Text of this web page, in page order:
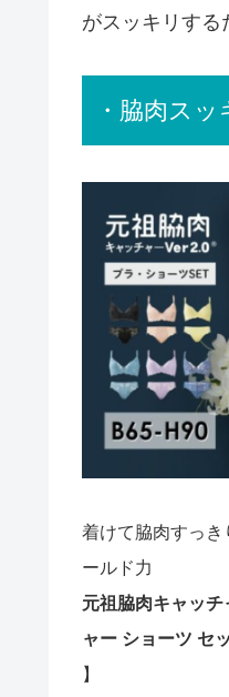
がスッキリする
・脇肉ス
着けて脇肉すっき
ールド力
元祖脇肉キャッ
ャー ショーツ セ
】